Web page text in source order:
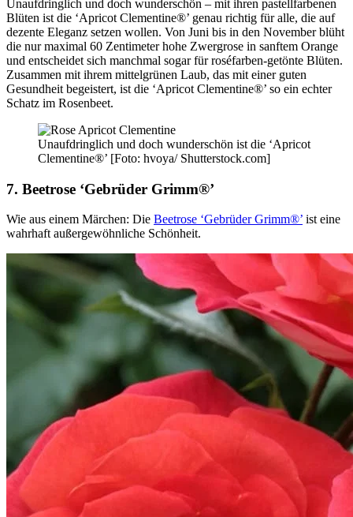
Unaufdringlich und doch wunderschön – mit ihren pastellfarbenen
Blüten ist die ‘Apricot Clementine®’ genau richtig für alle, die auf
dezente Eleganz setzen wollen. Von Juni bis in den November blüht
die nur maximal 60 Zentimeter hohe Zwergrose in sanftem Orange
und entscheidet sich manchmal sogar für roséfarben-getönte Blüten.
Zusammen mit ihrem mittelgrünen Laub, das mit einer guten
Gesundheit begeistert, ist die ‘Apricot Clementine®’ so ein echter
Schatz im Rosenbeet.
Unaufdringlich und doch wunderschön ist die ‘Apricot
Clementine®’ [Foto: hvoya/ Shutterstock.com]
7. Beetrose ‘Gebrüder Grimm®’
Wie aus einem Märchen: Die Beetrose ‘Gebrüder Grimm®’ ist eine
wahrhaft außergewöhnliche Schönheit.